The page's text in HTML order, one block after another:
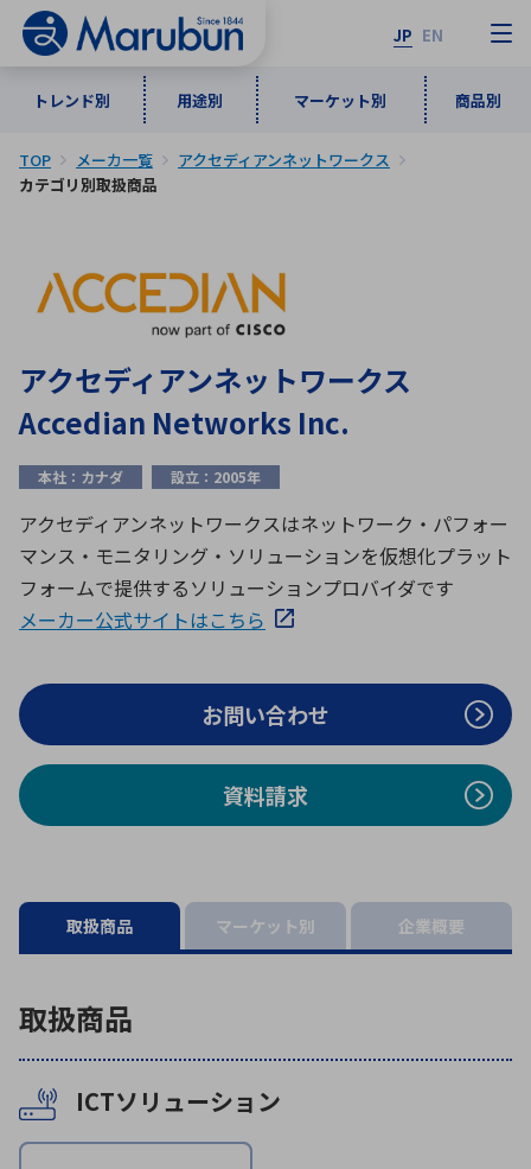
JP EN
トレンド別 用途別 マーケット別 商品別
トレンド別
インダストリアルDXソリューション
5G・Local 5G
ワイヤレス給電
ロボティクス（AI）
用途別
通信・ネットワーク
監視・セキュリティ
計測・検出
品質管理・検査
照射
環境構築・開発システム
マーケット別
自動車
情報通信
民生 医療
商品別
半導体・電子部品
計測・測定・表示機器 検査・分析機器
ICTソリューション 組立・ロボティクス
医療機器
メーカ一覧
あ行 か行
な行
は行
ら行
わ行
アルファベット順
A B C
D
E
F G
H
M
N O
P
R S
Y
Z
検索
TOP メーカ一覧
アクセディアンネットワークス
カテゴリ別取扱商品
アクセディアンネットワークス
Accedian Networks Inc.
本社：カナダ 設立：2005年
アクセディアンネットワークスはネットワーク・パフォー
マンス・モニタリング・ソリューションを仮想化プラット
フォームで提供するソリューションプロバイダです
メーカー公式サイトはこちら
お問い合わせ
資料請求
取扱商品 マーケット別 企業概要
取扱商品
ICTソリューション